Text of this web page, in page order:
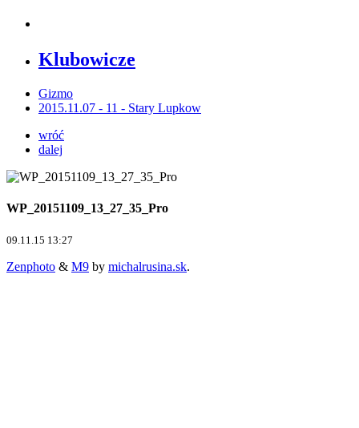
Klubowicze
Gizmo
2015.11.07 - 11 - Stary Lupkow
wróć
dalej
WP_20151109_13_27_35_Pro
09.11.15 13:27
Zenphoto & M9 by michalrusina.sk.